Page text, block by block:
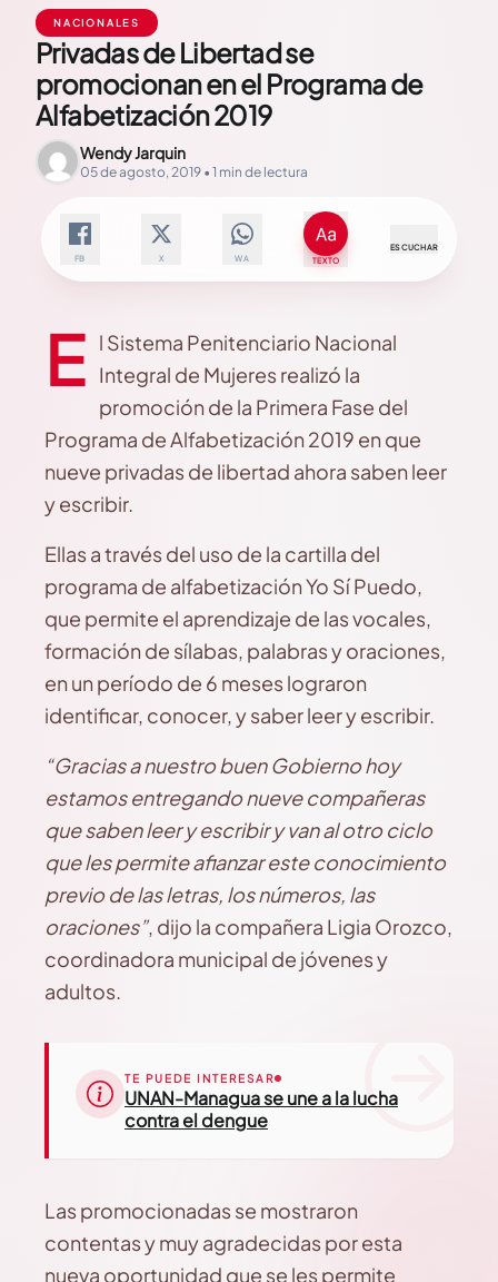
NACIONALES
Privadas de Libertad se
promocionan en el Programa de
Alfabetización 2019
Wendy Jarquin
05 de agosto, 2019 • 1 min de lectura
FB X WA TEXTO
ESCUCHAR
E l Sistema Penitenciario Nacional
Integral de Mujeres realizó la
promoción de la Primera Fase del
Programa de Alfabetización 2019 en que
nueve privadas de libertad ahora saben leer
y escribir.
Ellas a través del uso de la cartilla del
programa de alfabetización Yo Sí Puedo,
que permite el aprendizaje de las vocales,
formación de sílabas, palabras y oraciones,
en un período de 6 meses lograron
identificar, conocer, y saber leer y escribir.
“Gracias a nuestro buen Gobierno hoy
estamos entregando nueve compañeras
que saben leer y escribir y van al otro ciclo
que les permite afianzar este conocimiento
previo de las letras, los números, las
oraciones”, dijo la compañera Ligia Orozco,
coordinadora municipal de jóvenes y
adultos.
TE PUEDE INTERESAR
UNAN-Managua se une a la lucha
contra el dengue
Las promocionadas se mostraron
contentas y muy agradecidas por esta
nueva oportunidad que se les permite